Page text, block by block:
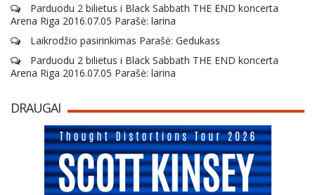
Parduodu 2 bilietus i Black Sabbath THE END koncerta
Arena Riga 2016.07.05 Parašė: larina
Laikrodžio pasirinkimas Parašė: Gedukass
Parduodu 2 bilietus i Black Sabbath THE END koncerta
Arena Riga 2016.07.05 Parašė: larina
DRAUGAI